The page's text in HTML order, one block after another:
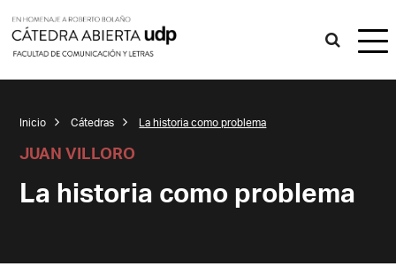
Inicio Cátedras La historia como problema
JUAN VILLORO
La historia como problema